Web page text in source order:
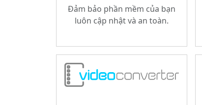
Đảm bảo phần mềm của bạn
luôn cập nhật và an toàn.